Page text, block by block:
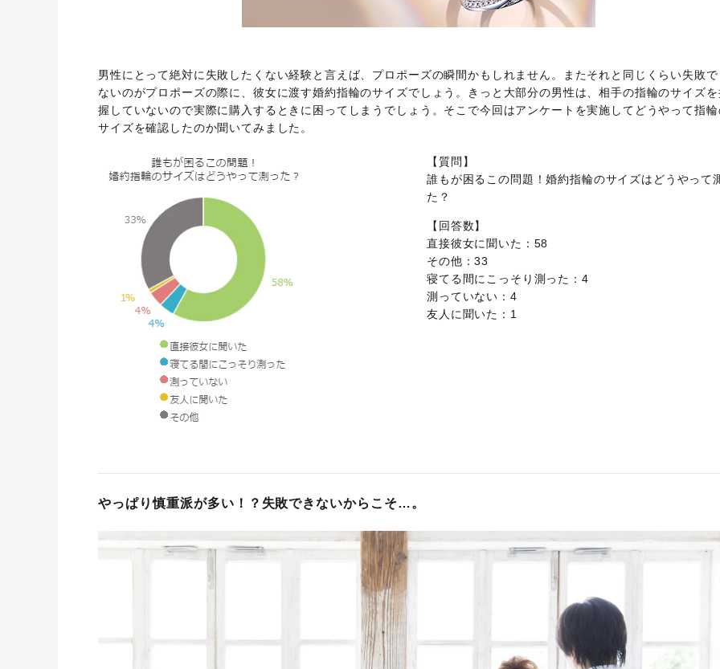
男性にとって絶対に失敗したくない経験と言えば、プロポーズの瞬間かもしれません。またそれと同じくらい失敗
ないのがプロポーズの際に、彼女に渡す婚約指輪のサイズでしょう。きっと大部分の男性は、相手の指輪のサイズ
握していないので実際に購入するときに困ってしまうでしょう。そこで今回はアンケートを実施してどうやって指
サイズを確認したのか聞いてみました。
【質問】
誰もが困るこの問題！婚約指輪のサイズはどうやって
た？
【回答数】
直接彼女に聞いた：58
その他：33
寝てる間にこっそり測った：4
測っていない：4
友人に聞いた：1
やっぱり慎重派が多い！？失敗できないからこそ…。